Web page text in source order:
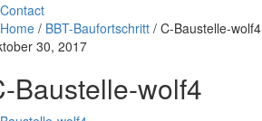
Contact
Home / BBT-Baufortschritt / C-Baustelle-wolf4
30, 2017
Baustelle-wolf4